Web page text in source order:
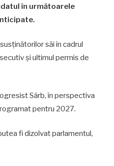
în următoarele
săi în cadrul
și ultimul permis de
Sârb, în perspectiva
pentru 2027.
fi dizolvat parlamentul,